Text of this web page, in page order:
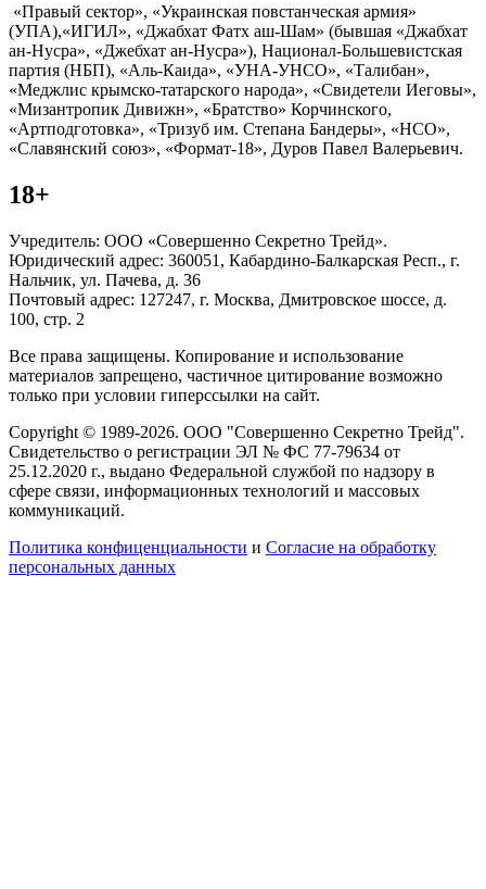
«Правый сектор», «Украинская повстанческая армия»
(УПА),«ИГИЛ», «Джабхат Фатх аш-Шам» (бывшая «Джабхат
ан-Нусра», «Джебхат ан-Нусра»), Национал-Большевистская
партия (НБП), «Аль-Каида», «УНА-УНСО», «Талибан»,
«Меджлис крымско-татарского народа», «Свидетели Иеговы»,
«Мизантропик Дивижн», «Братство» Корчинского,
«Артподготовка», «Тризуб им. Степана Бандеры», «НСО»,
«Славянский союз», «Формат-18», Дуров Павел Валерьевич.
18+
Учредитель: ООО «Совершенно Секретно Трейд».
Юридический адрес: 360051, Кабардино-Балкарская Респ., г.
Нальчик, ул. Пачева, д. 36
Почтовый адрес: 127247, г. Москва, Дмитровское шоссе, д.
100, стр. 2
Все права защищены. Копирование и использование
материалов запрещено, частичное цитирование возможно
только при условии гиперссылки на сайт.
Copyright © 1989-2026. ООО "Совершенно Секретно Трейд".
Свидетельство о регистрации ЭЛ № ФС 77-79634 от
25.12.2020 г., выдано Федеральной службой по надзору в
сфере связи, информационных технологий и массовых
коммуникаций.
Политика конфиценциальности и Согласие на обработку
персональных данных